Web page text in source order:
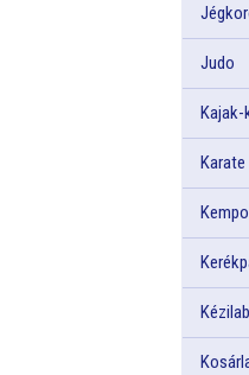
Judo
Kajak-
Karate
Kempo